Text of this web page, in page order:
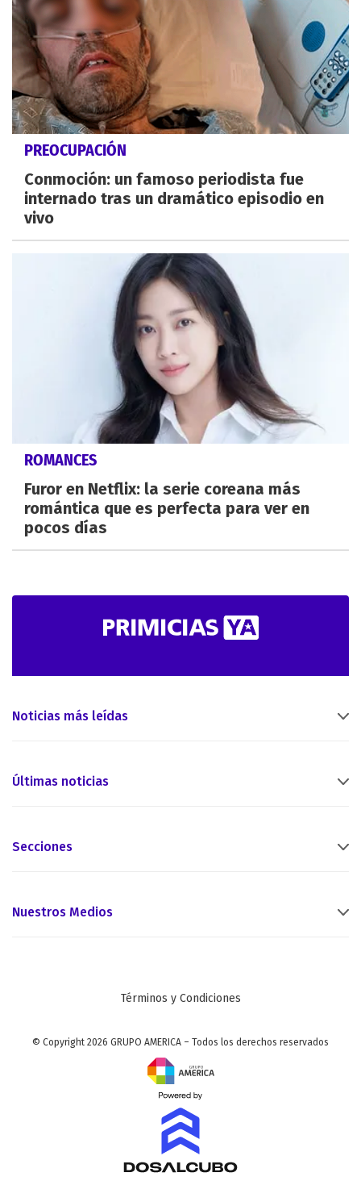
PREOCUPACIÓN
Conmoción: un famoso periodista fue
internado tras un dramático episodio en
vivo
ROMANCES
Furor en Netflix: la serie coreana más
romántica que es perfecta para ver en
pocos días
Noticias más leídas
Últimas noticias
Secciones
Nuestros Medios
Términos y Condiciones
© Copyright 2026 GRUPO AMERICA – Todos los derechos reservados